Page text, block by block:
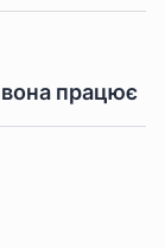
вона працює